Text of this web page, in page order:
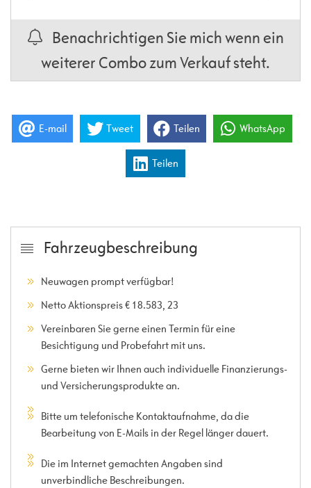
Benachrichtigen Sie mich wenn ein
weiterer Combo zum Verkauf steht.
E-mail Tweet Teilen WhatsApp
Teilen
Fahrzeugbeschreibung
Neuwagen prompt verfügbar!
Netto Aktionspreis € 18.583, 23
Vereinbaren Sie gerne einen Termin für eine
Besichtigung und Probefahrt mit uns.
Gerne bieten wir Ihnen auch individuelle Finanzierungs-
und Versicherungsprodukte an.
Bitte um telefonische Kontaktaufnahme, da die
Bearbeitung von E-Mails in der Regel länger dauert.
Die im Internet gemachten Angaben sind
unverbindliche Beschreibungen.